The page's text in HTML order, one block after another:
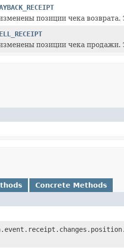
позиции чека возврата.
позиции чека продажи.
Concrete Methods